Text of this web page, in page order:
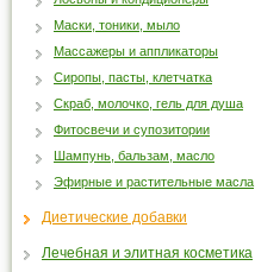
Маски, тоники, мыло
Массажеры и аппликаторы
Сиропы, пасты, клетчатка
Скраб, молочко, гель для душа
Фитосвечи и супозитории
Шампунь, бальзам, масло
Эфирные и растительные масла
Диетические добавки
Лечебная и элитная косметика